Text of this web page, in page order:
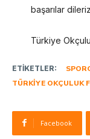
başarılar
Türkiye
ETIKETLER:
TÜRKIYE OKÇULUK
Facebook